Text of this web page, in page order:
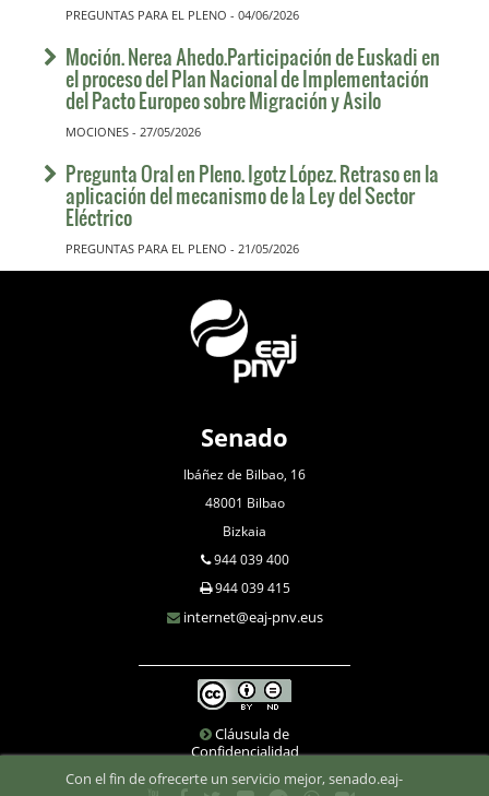
PREGUNTAS PARA EL PLENO - 04/06/2026
Moción. Nerea Ahedo.Participación de Euskadi en
el proceso del Plan Nacional de Implementación
del Pacto Europeo sobre Migración y Asilo
MOCIONES - 27/05/2026
Pregunta Oral en Pleno. Igotz López. Retraso en la
aplicación del mecanismo de la Ley del Sector
Eléctrico
PREGUNTAS PARA EL PLENO - 21/05/2026
Senado
Ibáñez de Bilbao, 16
48001 Bilbao
Bizkaia
944 039 400
944 039 415
internet@eaj-pnv.eus
Cláusula de
Confidencialidad
Con el fin de ofrecerte un servicio mejor, senado.eaj-